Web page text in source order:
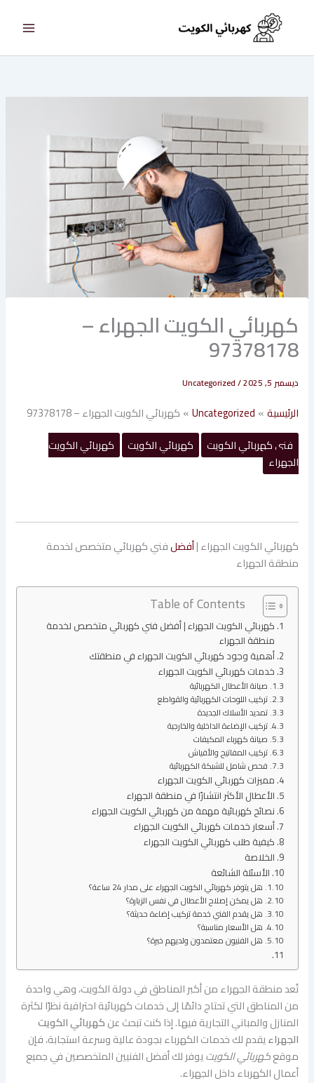
كهربائي الكويت الجهراء –
97378178
ديسمبر 5, 2025 /
Uncategorized
الرئيسية Uncategorized
كهربائي الكويت الجهراء – 97378178
فني كهربائي الكويت
كهربائي الكويت
كهربائي الكويت
الجهراء
كهربائي الكويت الجهراء |أفضلفني كهربائي متخصص لخدمة
منطقة الجهراء
Table of Contents
كهربائي الكويت الجهراء | أفضل فني كهربائي متخصص لخدمة
منطقة الجهراء
أهمية وجود كهربائي الكويت الجهراء في منطقتك
خدمات كهربائي الكويت الجهراء
صيانة الأعطال الكهربائية
تركيب اللوحات الكهربائية والقواطع
تمديد الأسلاك الجديدة
تركيب الإضاءة الداخلية والخارجية
صيانة كهرباء المكيفات
تركيب المفاتيح والأفياش
فحص شامل للشبكة الكهربائية
مميزات كهربائي الكويت الجهراء
الأعطال الأكثر انتشارًا في منطقة الجهراء
نصائح كهربائية مهمة من كهربائي الكويت الجهراء
أسعار خدمات كهربائي الكويت الجهراء
كيفية طلب كهربائي الكويت الجهراء
الخلاصة
الأسئلة الشائعة
هل يتوفر كهربائي الكويت الجهراء على مدار 24 ساعة؟
هل يمكن إصلاح الأعطال في نفس الزيارة؟
هل يقدم الفني خدمة تركيب إضاءة حديثة؟
هل الأسعار مناسبة؟
هل الفنيون معتمدون ولديهم خبرة؟
تُعد منطقة الجهراء من أكبر المناطق في دولة الكويت، وهي واحدة
من المناطق التي تحتاج دائمًا إلى خدمات كهربائية احترافية نظرًا لكثرة
المنازل والمباني التجارية فيها. إذا كنت تبحث عنكهربائي الكويت
الجهراءيقدم لك خدمات الكهرباء بجودة عالية وسرعة استجابة، فإن
موقعكهربائي الكويتيوفر لك أفضل الفنيين المتخصصين في جميع
أعمال الكهرباء داخل الجهراء.